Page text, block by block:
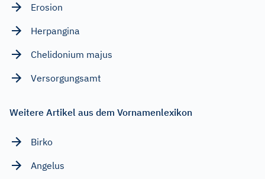
Erosion
Herpangina
Chelidonium majus
Versorgungsamt
Weitere Artikel aus dem Vornamenlexikon
Birko
Angelus